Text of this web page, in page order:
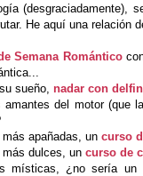
(desgraciadamente),
He aquí una relación
Semana Romántico
sueño, nadar con
amantes del motor (que
apañadas, un curso
dulces, un curso de
místicas, ¿no sería un